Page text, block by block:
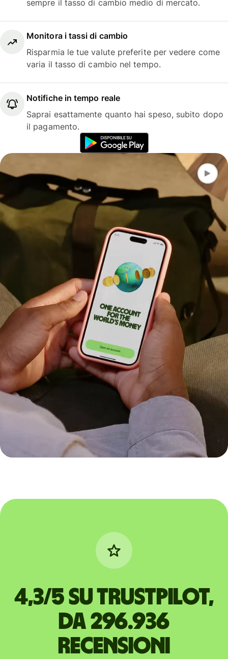
sempre il tasso di cambio medio di mercato.
Monitora i tassi di cambio
Risparmia le tue valute preferite per vedere come
varia il tasso di cambio nel tempo.
Notifiche in tempo reale
Saprai esattamente quanto hai speso, subito dopo
il pagamento.
4,3/5 su Trustpilot,
da 296.936
recensioni